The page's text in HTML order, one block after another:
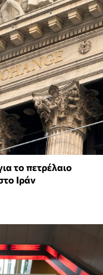
το πετρέλαιο
Ιράν